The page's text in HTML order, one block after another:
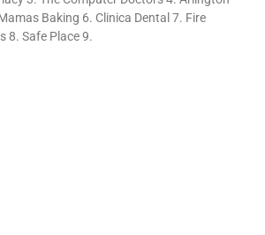
Baking 6. Clinica Dental 7. Fire
8. Safe Place 9.